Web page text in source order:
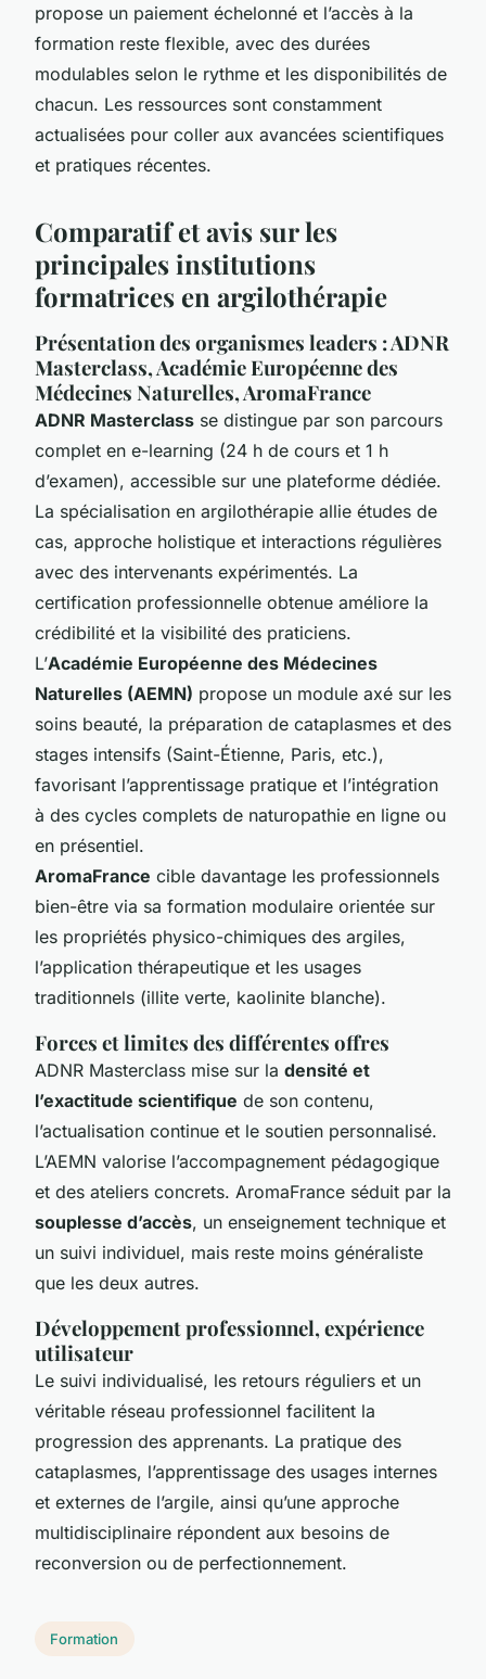
propose un paiement échelonné et l’accès à la
formation reste flexible, avec des durées
modulables selon le rythme et les disponibilités de
chacun. Les ressources sont constamment
actualisées pour coller aux avancées scientifiques
et pratiques récentes.
Comparatif et avis sur les
principales institutions
formatrices en argilothérapie
Présentation des organismes leaders : ADNR
Masterclass, Académie Européenne des
Médecines Naturelles, AromaFrance
ADNR Masterclass se distingue par son parcours
complet en e-learning (24 h de cours et 1 h
d’examen), accessible sur une plateforme dédiée.
La spécialisation en argilothérapie allie études de
cas, approche holistique et interactions régulières
avec des intervenants expérimentés. La
certification professionnelle obtenue améliore la
crédibilité et la visibilité des praticiens.
L’Académie Européenne des Médecines
Naturelles (AEMN) propose un module axé sur les
soins beauté, la préparation de cataplasmes et des
stages intensifs (Saint-Étienne, Paris, etc.),
favorisant l’apprentissage pratique et l’intégration
à des cycles complets de naturopathie en ligne ou
en présentiel.
AromaFrance cible davantage les professionnels
bien-être via sa formation modulaire orientée sur
les propriétés physico-chimiques des argiles,
l’application thérapeutique et les usages
traditionnels (illite verte, kaolinite blanche).
Forces et limites des différentes offres
ADNR Masterclass mise sur la densité et
l’exactitude scientifique de son contenu,
l’actualisation continue et le soutien personnalisé.
L’AEMN valorise l’accompagnement pédagogique
et des ateliers concrets. AromaFrance séduit par la
souplesse d’accès, un enseignement technique et
un suivi individuel, mais reste moins généraliste
que les deux autres.
Développement professionnel, expérience
utilisateur
Le suivi individualisé, les retours réguliers et un
véritable réseau professionnel facilitent la
progression des apprenants. La pratique des
cataplasmes, l’apprentissage des usages internes
et externes de l’argile, ainsi qu’une approche
multidisciplinaire répondent aux besoins de
reconversion ou de perfectionnement.
Formation